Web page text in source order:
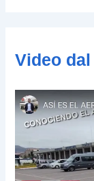
a
Video